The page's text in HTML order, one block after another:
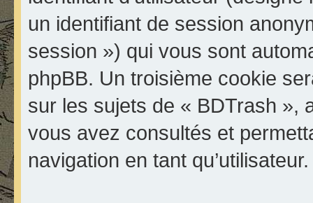
un identifiant de session
session ») qui vous sont
phpBB. Un troisième cookie
sur les sujets de « BDTrash »,
vous avez consultés et
navigation en tant qu’utilisateur.